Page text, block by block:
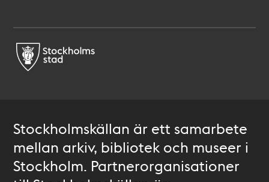
Stockholmskällan är ett samarbete
mellan arkiv, bibliotek och museer i
Stockholm. Partnerorganisationer